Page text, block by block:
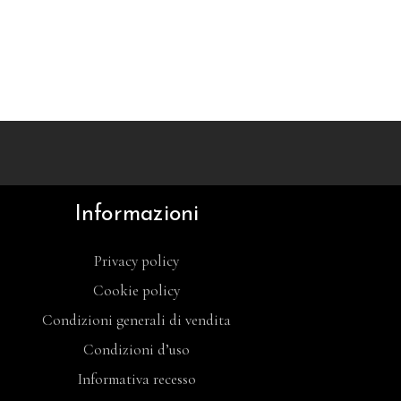
Informazioni
Privacy policy
Cookie policy
Condizioni generali di vendita
Condizioni d’uso
Informativa recesso